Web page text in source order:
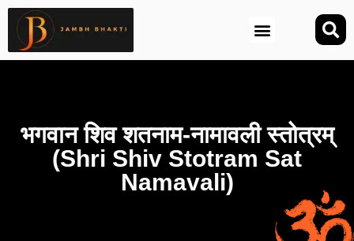
भगवान शिव शतनाम-नामावली स्तोत्रम्
(Shri Shiv Stotram Sat
Namavali)